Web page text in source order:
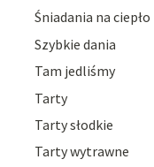
Śniadania na ciepło
Szybkie dania
Tam jedliśmy
Tarty
Tarty słodkie
Tarty wytrawne